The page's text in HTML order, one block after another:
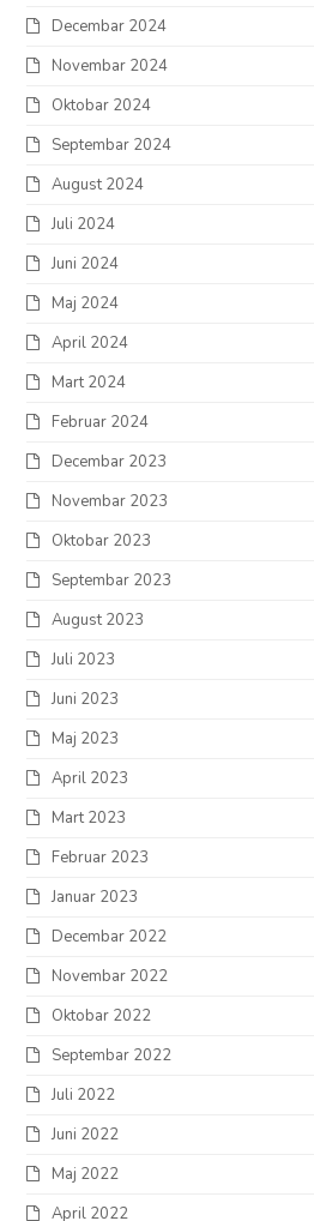
Decembar 2024
Novembar 2024
Oktobar 2024
Septembar 2024
August 2024
Juli 2024
Juni 2024
Maj 2024
April 2024
Mart 2024
Februar 2024
Decembar 2023
Novembar 2023
Oktobar 2023
Septembar 2023
August 2023
Juli 2023
Juni 2023
Maj 2023
April 2023
Mart 2023
Februar 2023
Januar 2023
Decembar 2022
Novembar 2022
Oktobar 2022
Septembar 2022
Juli 2022
Juni 2022
Maj 2022
April 2022